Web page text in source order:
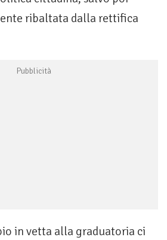
ribaltata dalla rettifica
in vetta alla graduatoria ci